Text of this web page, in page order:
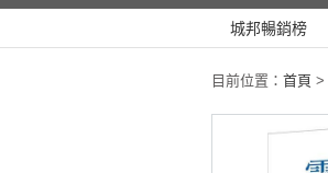
城邦暢銷榜
目前位置： 首頁 >